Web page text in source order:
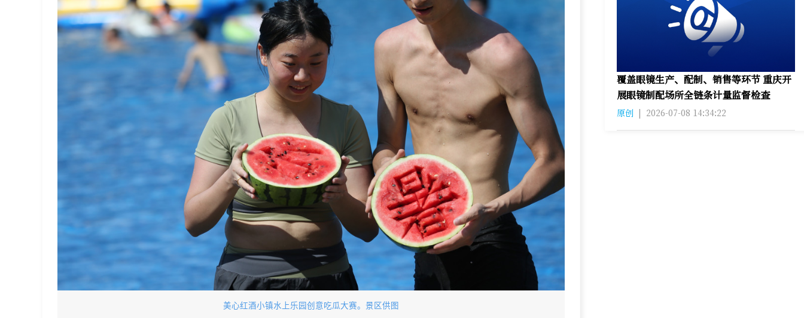
美心红酒小镇水上乐园创意吃瓜大赛。景区供图
覆盖眼镜生产、配制、销售等环节 重庆开
展眼镜制配场所全链条计量监督检查
原创 | 2026-07-08 14:34:22